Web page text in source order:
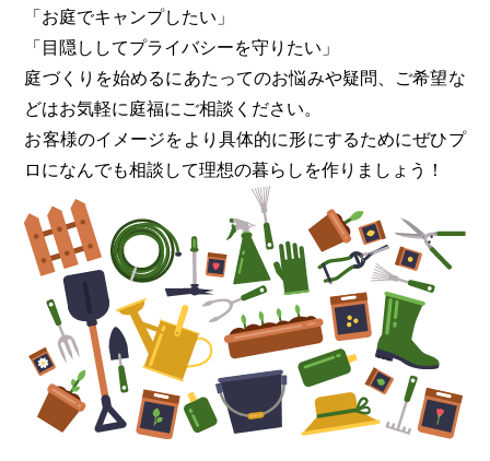
「お庭でキャンプしたい」
「目隠ししてプライバシーを守りたい」
庭づくりを始めるにあたってのお悩みや疑問、ご希望な
どはお気軽に庭福にご相談ください。
お客様のイメージをより具体的に形にするためにぜひプ
ロになんでも相談して理想の暮らしを作りましょう！